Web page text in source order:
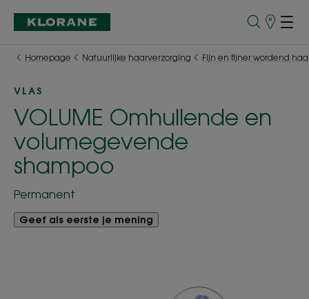
Homepage Natuurlijke haarverzorging Fijn en fijner wordend
VLAS
VOLUME Omhullende en
volumegevende
shampoo
Permanent
Geef als eerste je mening